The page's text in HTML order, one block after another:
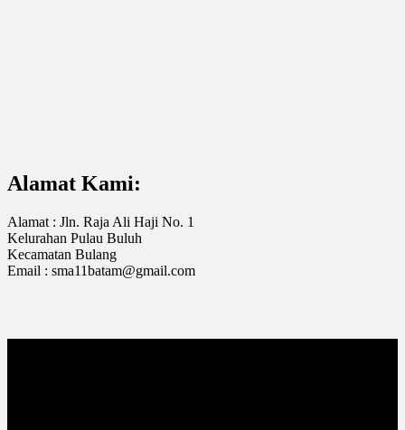
Alamat Kami:
Alamat : Jln. Raja Ali Haji No. 1
Kelurahan Pulau Buluh
Kecamatan Bulang
Email : sma11batam@gmail.com